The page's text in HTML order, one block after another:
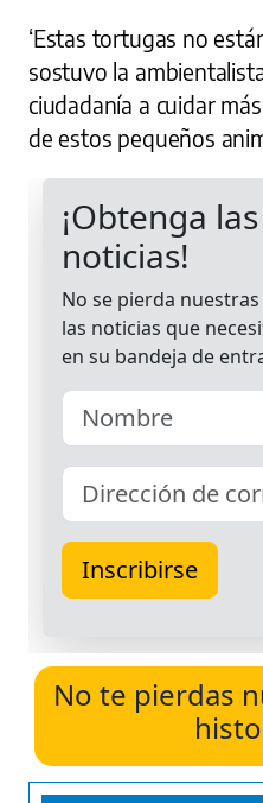
‘Estas tortugas no
sostuvo la
ciudadanía a cuidar
de estos pequeños
No te pierdas